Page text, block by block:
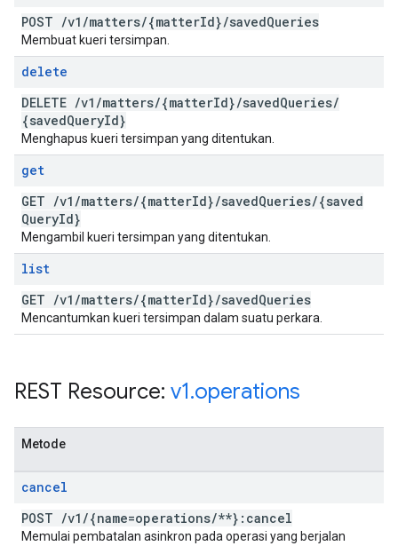
POST /v1 /matters/{matterId}/savedQueries
Membuat kueri tersimpan.
delete
DELETE /v1 /matters/{matterId}/savedQueries/
{savedQueryId}
Menghapus kueri tersimpan yang ditentukan.
get
GET /v1 /matters/{matterId}/savedQueries/{saved
QueryId}
Mengambil kueri tersimpan yang ditentukan.
list
GET /v1 /matters/{matterId}/savedQueries
Mencantumkan kueri tersimpan dalam suatu perkara.
REST Resource: v1.operations
Metode
cancel
POST /v1 /{name=operations/**}:cancel
Memulai pembatalan asinkron pada operasi yang berjalan